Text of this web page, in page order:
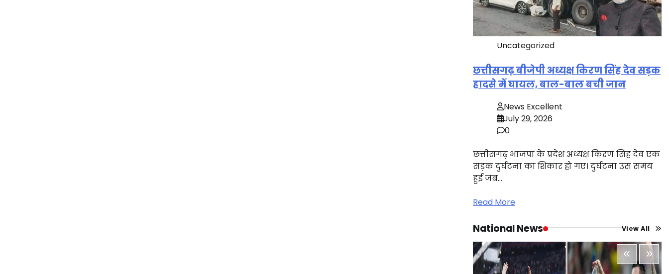
Uncategorized
छत्तीसगढ़ बीजेपी अध्यक्ष किरण सिंह देव सड़क
हादसे में घायल, बाल-बाल बची जान
News Excellent
July 29, 2026
0
छत्तीसगढ़ भाजपा के प्रदेश अध्यक्ष किरण सिंह देव एक
सड़क दुर्घटना का शिकार हो गए। दुर्घटना उस समय
हुई जब…
Read More
National News View All